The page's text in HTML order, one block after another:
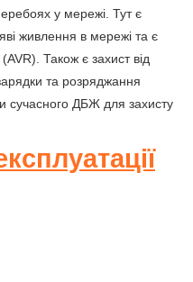
у мережі. Тут є
живлення в мережі та є
Також є захист від
та розряджання
сучасного ДБЖ для захисту